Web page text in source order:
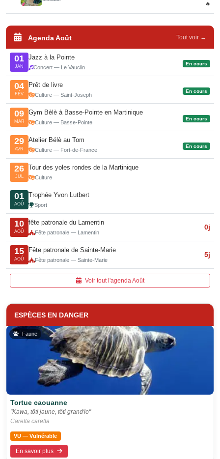
🔥
Agenda Août Tout voir →
01
JAN
Jazz à la Pointe
Concert — Le Vauclin
En cours
04
FÉV
Prêt de livre
Culture — Saint-Joseph
En cours
09
MAR
Gym Bèlè à Basse-Pointe en Martinique
Culture — Basse-Pointe
En cours
29
AVR
Atelier Bélè au Tom
Culture — Fort-de-France
En cours
26
JUL
Tour des yoles rondes de la Martinique
Culture
01
AOÛ
Trophée Yvon Lutbert
Sport
10
AOÛ
fête patronale du Lamentin
Fête patronale — Lamentin
0j
15
AOÛ
Fête patronale de Sainte-Marie
Fête patronale — Sainte-Marie
5j
Voir tout l'agenda Août
ESPÈCES EN DANGER
Faune
Tortue caouanne
"Kawa, tôti jaune, tôti grand'lo"
Caretta caretta
VU — Vulnérable
En savoir plus